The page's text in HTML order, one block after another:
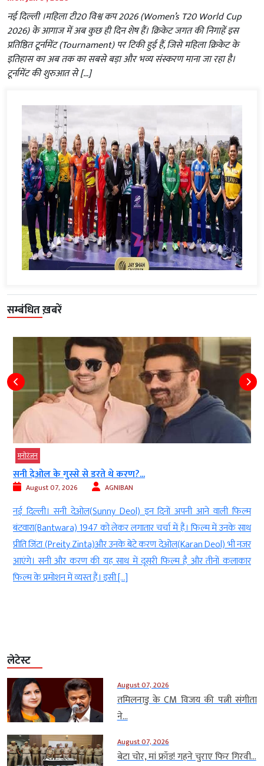
नई दिल्ली ।महिला टी20 विश्व कप 2026 (Women’s T20 World Cup
2026) के आगाज में अब कुछ ही दिन शेष हैं। क्रिकेट जगत की निगाहें इस
प्रतिष्ठित टूर्नामेंट (Tournament) पर टिकी हुई हैं, जिसे महिला क्रिकेट के
इतिहास का अब तक का सबसे बड़ा और भव्य संस्करण माना जा रहा है।
टूर्नामेंट की शुरुआत से […]
सम्बंधित ख़बरें
मनोरंजन
सनी देओल के गुस्से से डरते थे करण?...
August 07, 2026 AGNIBAN
नई दिल्ली। सनी देओल(Sunny Deol) इन दिनों अपनी आने वाली फिल्म
बंटवारा(Bantwara) 1947 को लेकर लगातार चर्चा में हैं। फिल्म में उनके साथ
प्रीति जिंटा (Preity Zinta)और उनके बेटे करण देओल(Karan Deol) भी नजर
आएंगे। सनी और करण की यह साथ में दूसरी फिल्म है और तीनों कलाकार
फिल्म के प्रमोशन में व्यस्त हैं। इसी […]
लेटेस्ट
August 07, 2026
तमिलनाडु के CM विजय की पत्नी संगीता
ने...
August 07, 2026
बेटा चोर, मां फ्रॉड! गहने चुराए फिर गिरवी...